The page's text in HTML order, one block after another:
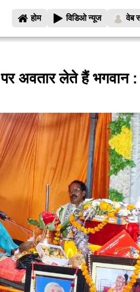
होम विडिओ न्यूज वेब
अवतार लेते हैं भगवान :